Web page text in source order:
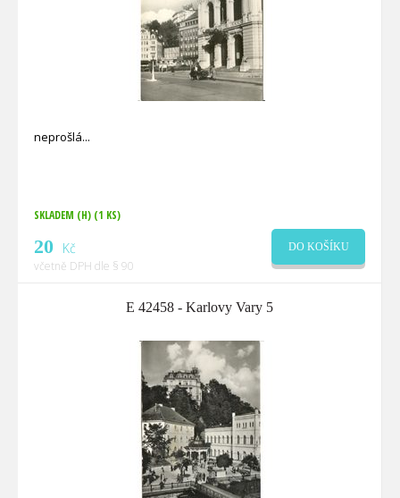
neprošlá
SKLADEM (H) (1 KS)
20 Kč
včetně DPH dle § 90
DO KOŠÍKU
E 42458 - Karlovy Vary 5